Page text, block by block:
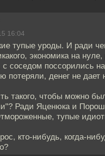
16:04
тупые уроды. И ради
экономика на нуле,
соседом поссорились
потеряли, денег не дает
такого, чтобы можно
Ради Яценюка и
тупые
кто-нибудь, когда-